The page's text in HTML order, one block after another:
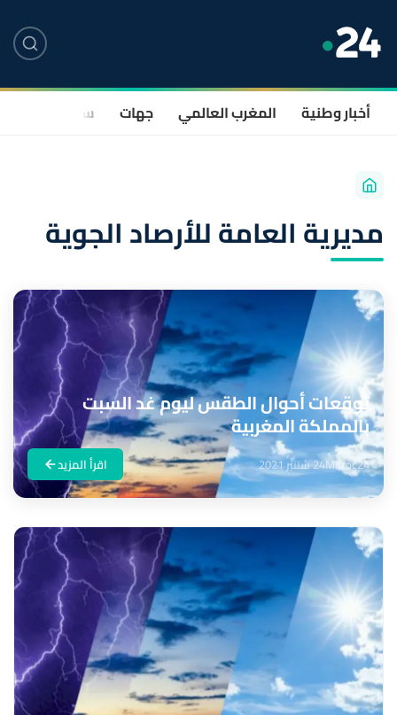
أخبار وطنية المغرب العالمي جهات سياسة
مديرية العامة للأرصاد الجوية
توقعات أحوال الطقس ليوم غد السبت
بالمملكة المغربية
Maroc2424 شتنبر 2021 اقرأ المزيد